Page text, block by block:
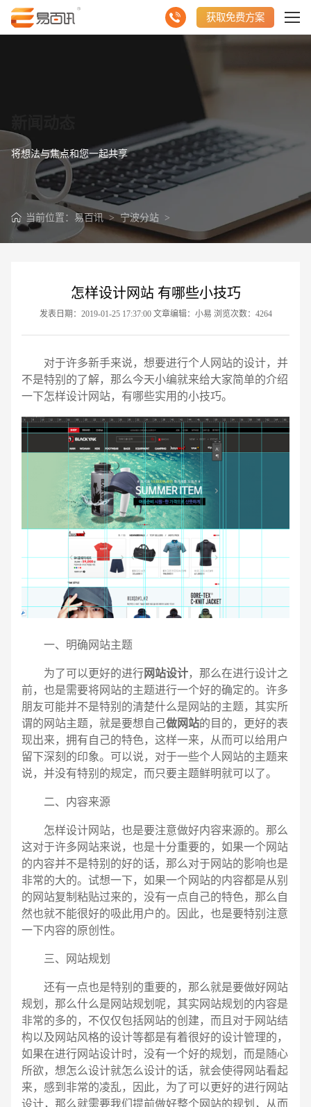
获取免费方案
将想法与焦点和您一起共享
当前位置： 易百讯>宁波分站>
怎样设计网站 有哪些小技巧
发表日期：2019-01-25 17:37:00 文章编辑：小易 浏览次数：4264
对于许多新手来说，想要进行个人网站的设计，并
不是特别的了解，那么今天小编就来给大家简单的介绍
一下怎样设计网站，有哪些实用的小技巧。
一、明确网站主题
为了可以更好的进行网站设计，那么在进行设计之
前，也是需要将网站的主题进行一个好的确定的。许多
朋友可能并不是特别的清楚什么是网站的主题，其实所
谓的网站主题，就是要想自己做网站的目的，更好的表
现出来，拥有自己的特色，这样一来，从而可以给用户
留下深刻的印象。可以说，对于一些个人网站的主题来
说，并没有特别的规定，而只要主题鲜明就可以了。
二、内容来源
怎样设计网站，也是要注意做好内容来源的。那么
这对于许多网站来说，也是十分重要的，如果一个网站
的内容并不是特别的好的话，那么对于网站的影响也是
非常的大的。试想一下，如果一个网站的内容都是从别
的网站复制粘贴过来的，没有一点自己的特色，那么自
然也就不能很好的吸此用户的。因此，也是要特别注意
一下内容的原创性。
三、网站规划
还有一点也是特别的重要的，那么就是要做好网站
规划，那么什么是网站规划呢，其实网站规划的内容是
非常的多的，不仅仅包括网站的创建，而且对于网站结
构以及网站风格的设计等都是有着很好的设计管理的，
如果在进行网站设计时，没有一个好的规划，而是随心
所欲，想怎么设计就怎么设计的话，就会使得网站看起
来，感到非常的凌乱，因此，为了可以更好的进行网站
设计，那么就需要我们提前做好整个网站的规划，从而
请输入您的公司名称
电话 微信号